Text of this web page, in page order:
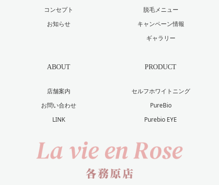
コンセプト
お知らせ
脱毛メニュー
キャンペーン情報
ギャラリー
ABOUT
店舗案内
お問い合わせ
LINK
PRODUCT
セルフホワイトニング
PureBio
Purebio EYE